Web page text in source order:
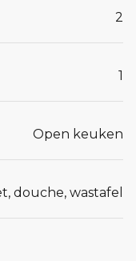
2
1
Open keuken
douche, wastafel